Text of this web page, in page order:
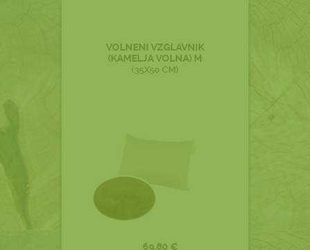
VOLNENI VZGLAVNIK
(KAMELJA VOLNA) M
(35X50 CM)
69,80 €